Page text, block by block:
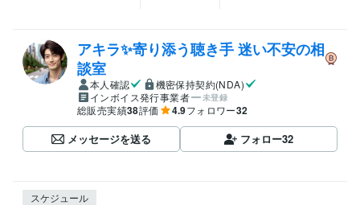
アキラ✨寄り添う聴き手 迷い不安の相
談室
本人確認
機密保持契約(NDA)
インボイス発行事業者
未登録
総販売実績38評価 4.9フォロワー32
メッセージを送る フォロー32
スケジュール